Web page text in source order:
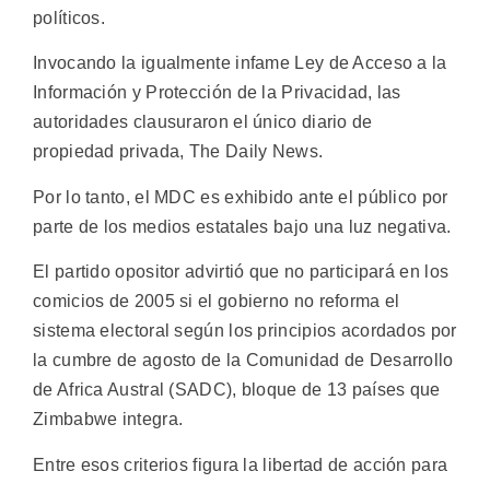
políticos.
Invocando la igualmente infame Ley de Acceso a la
Información y Protección de la Privacidad, las
autoridades clausuraron el único diario de
propiedad privada, The Daily News.
Por lo tanto, el MDC es exhibido ante el público por
parte de los medios estatales bajo una luz negativa.
El partido opositor advirtió que no participará en los
comicios de 2005 si el gobierno no reforma el
sistema electoral según los principios acordados por
la cumbre de agosto de la Comunidad de Desarrollo
de Africa Austral (SADC), bloque de 13 países que
Zimbabwe integra.
Entre esos criterios figura la libertad de acción para